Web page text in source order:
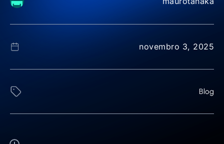
novembro 3, 2025
Blog